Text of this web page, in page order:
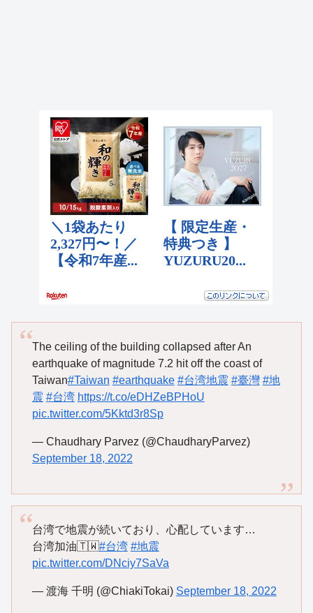
The ceiling of the building collapsed after An
earthquake of magnitude 7.2 hit off the coast of
Taiwan#Taiwan #earthquake #台湾地震 #臺灣 #地
震 #台湾 https://t.co/eDHZeBPHoU
pic.twitter.com/5Kktd3r8Sp
— Chaudhary Parvez (@ChaudharyParvez)
September 18, 2022
台湾で地震が続いており、心配しています…
台湾加油🇹🇼#台湾 #地震
pic.twitter.com/DNciy7SaVa
— 渡海 千明 (@ChiakiTokai) September 18, 2022